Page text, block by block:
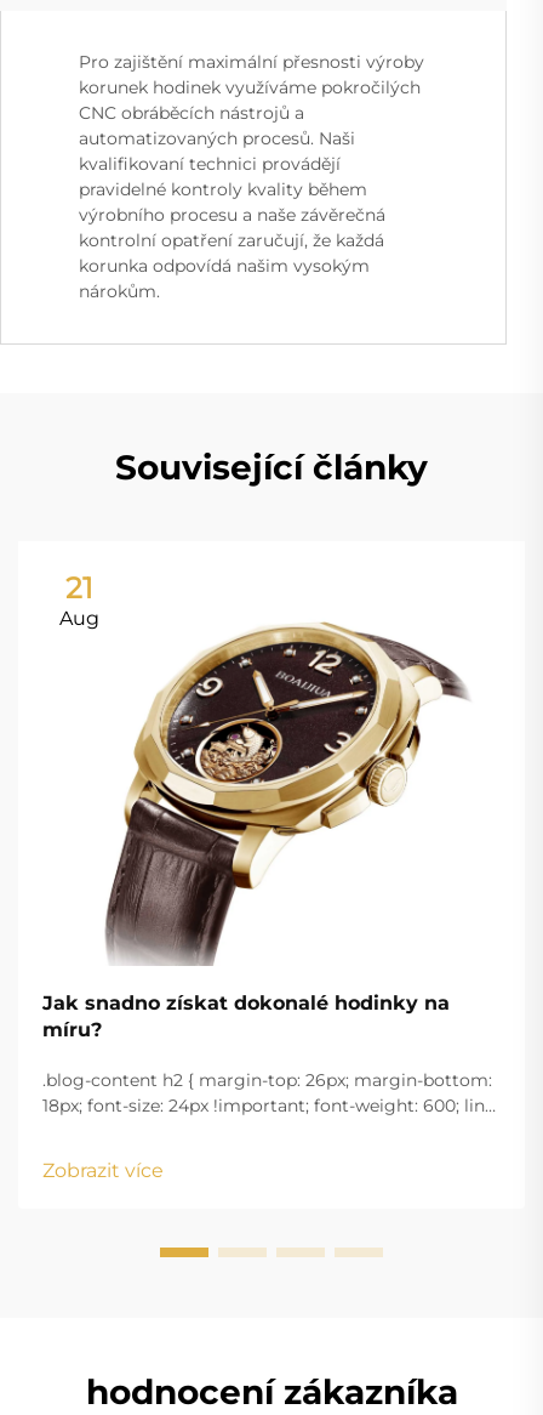
Pro zajištění maximální přesnosti výroby
korunek hodinek využíváme pokročilých
CNC obráběcích nástrojů a
automatizovaných procesů. Naši
kvalifikovaní technici provádějí
pravidelné kontroly kvality během
výrobního procesu a naše závěrečná
kontrolní opatření zaručují, že každá
korunka odpovídá našim vysokým
nárokům.
Související články
21
Aug
Jak snadno získat dokonalé hodinky na
míru?
.blog-content h2 { margin-top: 26px; margin-bottom:
18px; font-size: 24px !important; font-weight: 600; line-
w...
Zobrazit více
hodnocení zákazníka